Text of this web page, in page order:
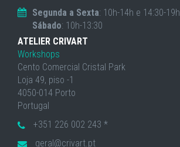
Segunda a Sexta: 10h-14h e 14:30-19h
Sábado: 10h-13:30
ATELIER CRIVART
Workshops
Cento Comercial Cristal Park
Loja 49, piso -1
4050-014 Porto
Portugal
+351 226 002 243 *
geral@crivart.pt